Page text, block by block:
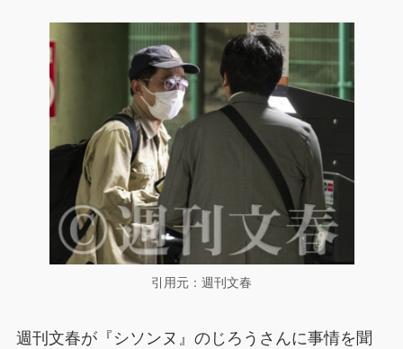
引用元：週刊文春
週刊文春が『シソンヌ』のじろうさんに事情を聞